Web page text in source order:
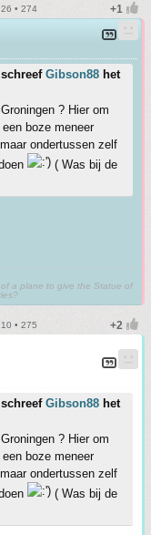
• 274
schreef Gibson88 het
? Hier om
boze meneer
ondertussen zelf
( Was bij de
a plane to give the Statue of
• 275
schreef Gibson88 het
? Hier om
boze meneer
ondertussen zelf
( Was bij de